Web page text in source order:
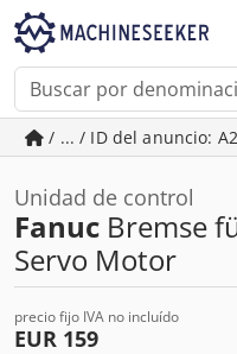
/ ... / ID del anuncio:
Unidad de control
Fanuc Bremse
Servo Motor
precio fijo IVA no incluído
EUR 159